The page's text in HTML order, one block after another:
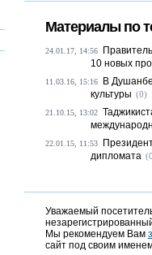
Материалы по
24.01.17, 14:56
10 новых
11.03.16, 15:16
В
культуры (0)
21.10.15, 13:02
22.01.15, 11:53
дипломата
Уважаемый
Мы рекомендуем Вам
сайт под своим